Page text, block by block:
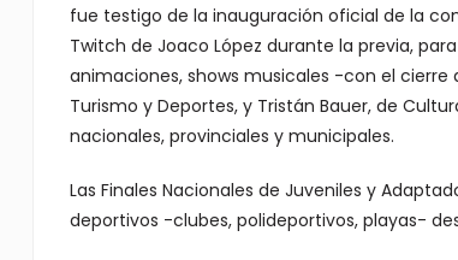
fue testigo de la inauguración oficial de la
Twitch de Joaco López durante la previa,
animaciones, shows musicales -con el cierre
Turismo y Deportes, y Tristán Bauer, de
nacionales, provinciales y municipales.
Las Finales Nacionales de Juveniles y
deportivos -clubes, polideportivos, playas-